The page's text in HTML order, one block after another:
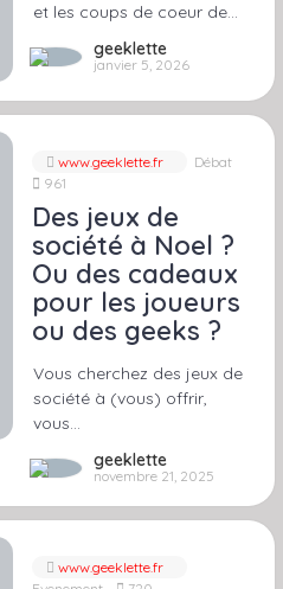
et les coups de coeur de…
geeklette
janvier 5, 2026
www.geeklette.fr
Débat
961
Des jeux de
société à Noel ?
Ou des cadeaux
pour les joueurs
ou des geeks ?
Vous cherchez des jeux de
société à (vous) offrir,
vous…
geeklette
novembre 21, 2025
www.geeklette.fr